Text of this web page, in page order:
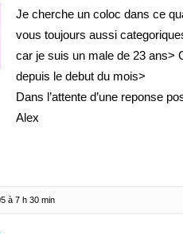
Je cherche un coloc dans ce
vous toujours aussi
car je suis un male de 23 ans>
depuis le debut du mois>
Dans l’attente d’une reponse
Alex
à 7 h 30 min